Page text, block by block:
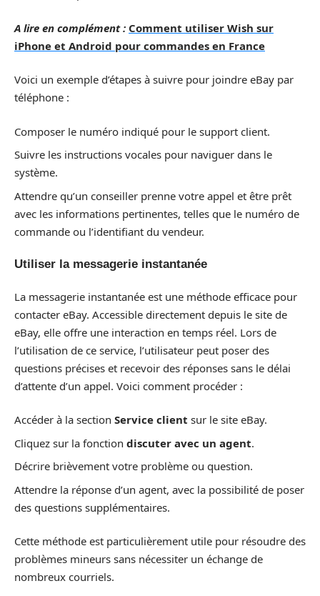
A lire en complément : Comment utiliser Wish sur
iPhone et Android pour commandes en France
Voici un exemple d’étapes à suivre pour joindre eBay par
téléphone :
Composer le numéro indiqué pour le support client.
Suivre les instructions vocales pour naviguer dans le
système.
Attendre qu’un conseiller prenne votre appel et être prêt
avec les informations pertinentes, telles que le numéro de
commande ou l’identifiant du vendeur.
Utiliser la messagerie instantanée
La messagerie instantanée est une méthode efficace pour
contacter eBay. Accessible directement depuis le site de
eBay, elle offre une interaction en temps réel. Lors de
l’utilisation de ce service, l’utilisateur peut poser des
questions précises et recevoir des réponses sans le délai
d’attente d’un appel. Voici comment procéder :
Accéder à la section Service client sur le site eBay.
Cliquez sur la fonction discuter avec un agent.
Décrire brièvement votre problème ou question.
Attendre la réponse d’un agent, avec la possibilité de poser
des questions supplémentaires.
Cette méthode est particulièrement utile pour résoudre des
problèmes mineurs sans nécessiter un échange de
nombreux courriels.